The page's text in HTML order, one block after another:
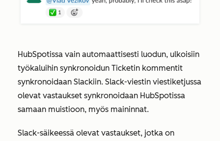
HubSpotissa vain automaattisesti luodun, ulkoisiin
työkaluihin synkronoidun Ticketin kommentit
synkronoidaan Slackiin. Slack-viestin viestiketjussa
olevat vastaukset synkronoidaan HubSpotissa
samaan muistioon, myös maininnat.
Slack-säikeessä olevat vastaukset, jotka on